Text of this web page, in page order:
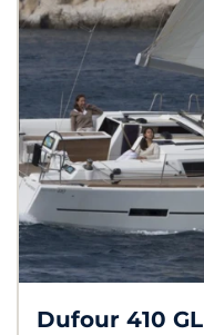
Dufour 410 GL